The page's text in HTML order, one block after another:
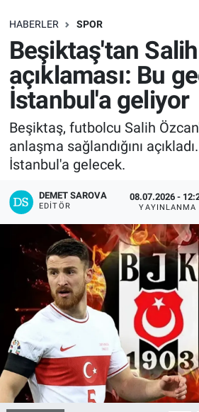
HABERLER SPOR
Beşiktaş'tan Salih
açıklaması: Bu
İstanbul'a geliyor
Beşiktaş, futbolcu Salih
anlaşma sağlandığını
İstanbul'a gelecek.
DEMET SAROVA
EDITÖR
08.07.2026 -
YAYINLANMA
SAĞLIK
EKONOMİ
EĞİTİM
ÖZEL HABER
Keşfet
ASTROLOJİ
MANŞET
RESMİ İLANLAR
İLAN
Bize ulaşın
İletişim/Künye